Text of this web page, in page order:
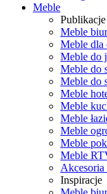
Meble
Publikacje
Meble
Meble dla
Meble do
Meble do
Meble do
Meble
Meble
Meble
Meble
Meble
Meble
Inspiracje